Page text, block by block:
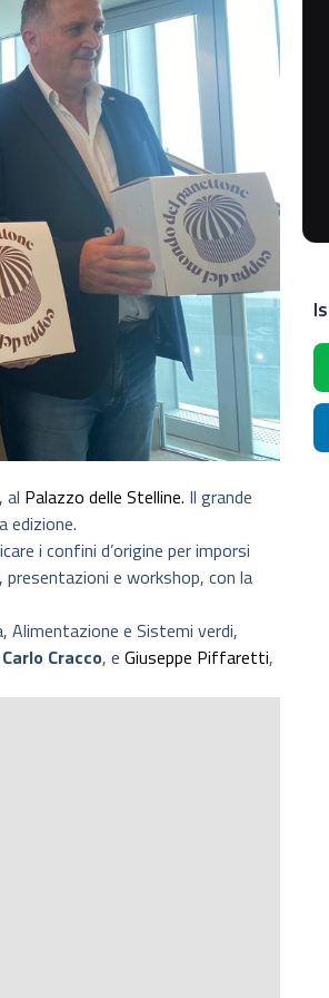
al Palazzo delle Stelline. Il grande
edizione.
i confini d’origine per imporsi
e workshop, con la
Alimentazione e Sistemi verdi,
Carlo Cracco, e Giuseppe Piffaretti,